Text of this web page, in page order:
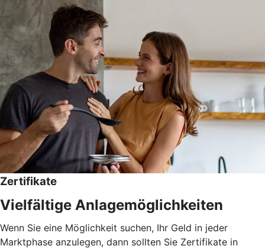
Zertifikate
Vielfältige Anlagemöglichkeiten
Wenn Sie eine Möglichkeit suchen, Ihr Geld in jeder
Marktphase anzulegen, dann sollten Sie Zertifikate in